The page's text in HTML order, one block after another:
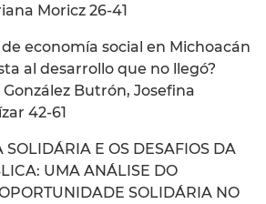
Moricz 26-41
economía social en Michoacán
al desarrollo que no llegó?
Butrón, Josefina
42-61
SOLIDÁRIA E OS DESAFIOS DA
UMA ANÁLISE DO
SOLIDÁRIA NO